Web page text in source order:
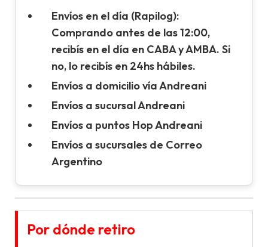
Envíos en el día (Rapilog):
Comprando antes de las 12:00,
recibís en el día en CABA y AMBA. Si
no, lo recibís en 24hs hábiles.
Envíos a domicilio vía Andreani
Envíos a sucursal Andreani
Envíos a puntos Hop Andreani
Envíos a sucursales de Correo
Argentino
Por dónde retiro